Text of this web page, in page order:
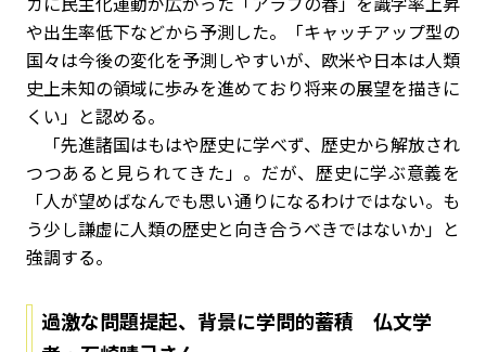
や出生率低下などから予測した。「キャッチアップ型の
国々は今後の変化を予測しやすいが、欧米や日本は人類
史上未知の領域に歩みを進めており将来の展望を描きに
くい」と認める。
「先進諸国はもはや歴史に学べず、歴史から解放され
つつあると見られてきた」。だが、歴史に学ぶ意義を
「人が望めばなんでも思い通りになるわけではない。も
う少し謙虚に人類の歴史と向き合うべきではないか」と
強調する。
過激な問題提起、背景に学問的蓄積 仏文学